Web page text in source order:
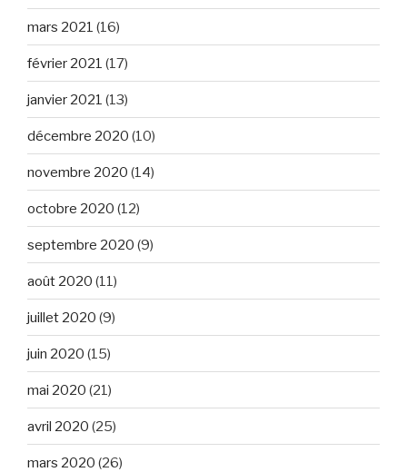
mars 2021 (16)
février 2021 (17)
janvier 2021 (13)
décembre 2020 (10)
novembre 2020 (14)
octobre 2020 (12)
septembre 2020 (9)
août 2020 (11)
juillet 2020 (9)
juin 2020 (15)
mai 2020 (21)
avril 2020 (25)
mars 2020 (26)